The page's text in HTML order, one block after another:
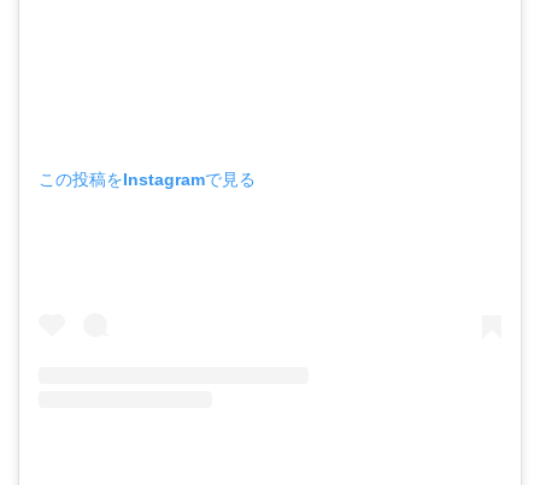
この投稿をInstagramで見る